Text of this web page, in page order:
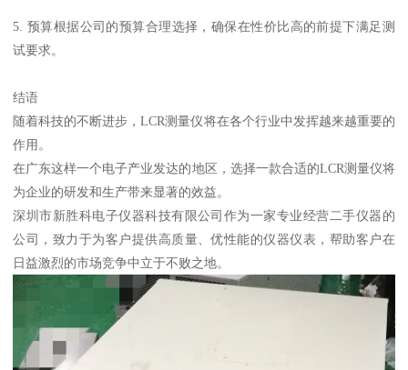
5. 预算根据公司的预算合理选择，确保在性价比高的前提下满足测
试要求。
结语
随着科技的不断进步，LCR测量仪将在各个行业中发挥越来越重要的
作用。
在广东这样一个电子产业发达的地区，选择一款合适的LCR测量仪将
为企业的研发和生产带来显著的效益。
深圳市新胜科电子仪器科技有限公司作为一家专业经营二手仪器的
公司，致力于为客户提供高质量、优性能的仪器仪表，帮助客户在
日益激烈的市场竞争中立于不败之地。